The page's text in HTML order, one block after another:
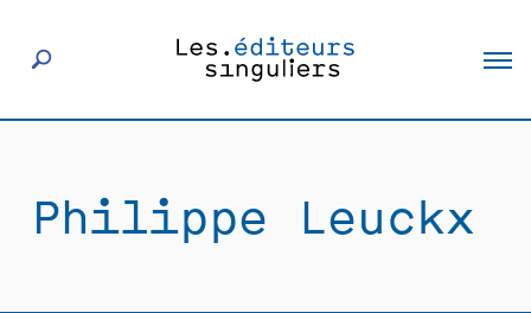
Éditeurs
Philippe Leuckx